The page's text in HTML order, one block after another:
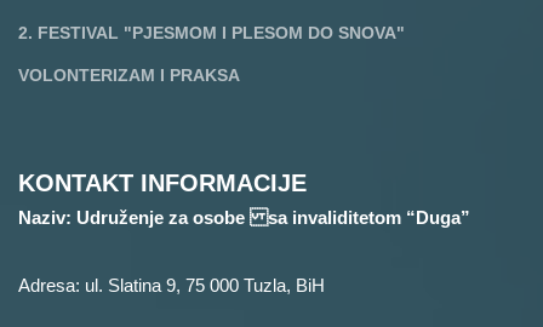
2. FESTIVAL "PJESMOM I PLESOM DO SNOVA"
VOLONTERIZAM I PRAKSA
KONTAKT INFORMACIJE
Naziv: Udruženje za osobe sa invaliditetom “Duga”
Adresa: ul. Slatina 9, 75 000 Tuzla, BiH